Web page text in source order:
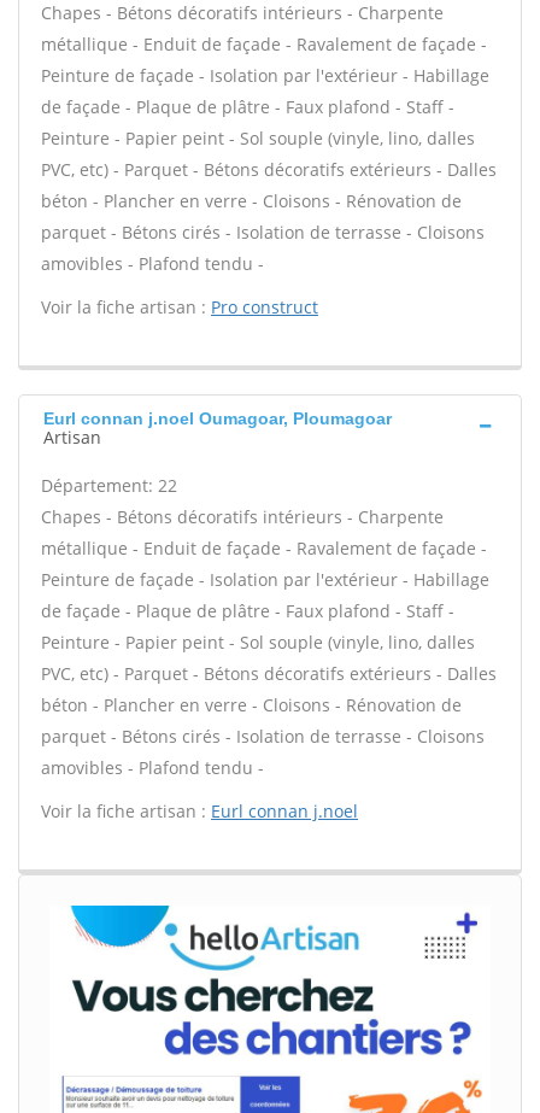
Chapes - Bétons décoratifs intérieurs - Charpente
métallique - Enduit de façade - Ravalement de façade -
Peinture de façade - Isolation par l'extérieur - Habillage
de façade - Plaque de plâtre - Faux plafond - Staff -
Peinture - Papier peint - Sol souple (vinyle, lino, dalles
PVC, etc) - Parquet - Bétons décoratifs extérieurs - Dalles
béton - Plancher en verre - Cloisons - Rénovation de
parquet - Bétons cirés - Isolation de terrasse - Cloisons
amovibles - Plafond tendu -
Voir la fiche artisan : Pro construct
Eurl connan j.noel Oumagoar, Ploumagoar
Artisan
Département: 22
Chapes - Bétons décoratifs intérieurs - Charpente
métallique - Enduit de façade - Ravalement de façade -
Peinture de façade - Isolation par l'extérieur - Habillage
de façade - Plaque de plâtre - Faux plafond - Staff -
Peinture - Papier peint - Sol souple (vinyle, lino, dalles
PVC, etc) - Parquet - Bétons décoratifs extérieurs - Dalles
béton - Plancher en verre - Cloisons - Rénovation de
parquet - Bétons cirés - Isolation de terrasse - Cloisons
amovibles - Plafond tendu -
Voir la fiche artisan : Eurl connan j.noel